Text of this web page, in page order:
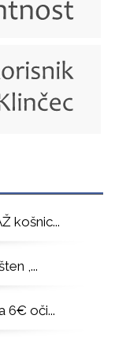
košnic...
, ...
6€ oči...